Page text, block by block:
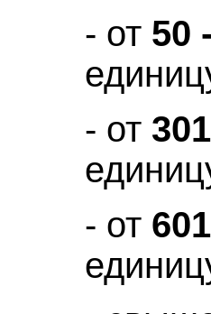
- от 50
- от
- от